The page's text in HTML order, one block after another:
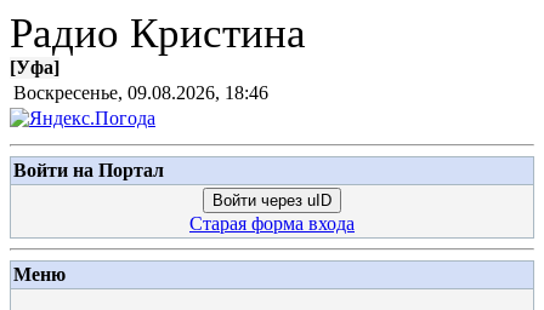
Радио Кристина
[Уфа]
Воскресенье, 09.08.2026, 18:46
Войти на Портал
Войти через uID
Старая форма входа
Меню